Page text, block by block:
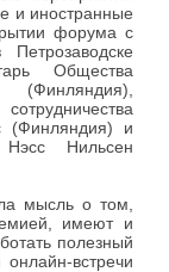
и иностранные
форума с
Общества
(Финляндия) и
Нэсс Нильсен
мысль о том,
имеют и
полезный
встречи